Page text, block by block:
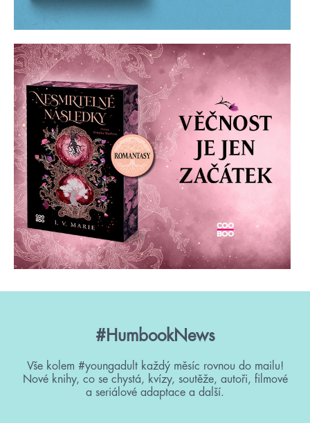
#HumbookNews
Vše kolem #youngadult každý měsíc rovnou do mailu!
Nové knihy, co se chystá, kvízy, soutěže, autoři, filmové
a seriálové adaptace a další.